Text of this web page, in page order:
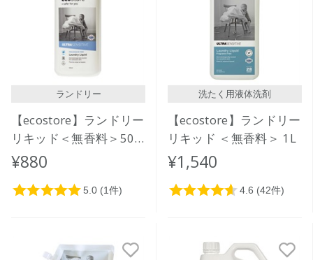
価格が安い
価格が高い
レビューが多い順
人気順
ランドリー
【ecostore】ランドリー
リキッド＜無香料＞500
ｍL
¥880
洗たく用液体洗剤
【ecostore】ランドリー
リキッド ＜無香料＞ 1L
¥1,540